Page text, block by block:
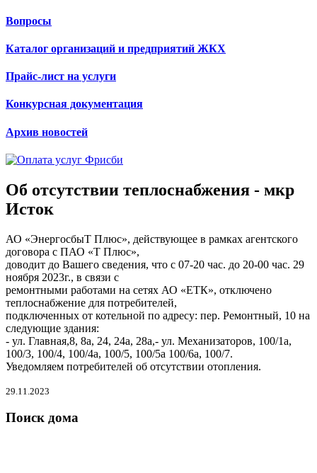
Вопросы
Каталог организаций и предприятий ЖКХ
Прайс-лист на услуги
Конкурсная документация
Архив новостей
Об отсутствии теплоснабжения - мкр
Исток
АО «ЭнергосбыТ Плюс», действующее в рамках агентского
договора с ПАО «Т Плюс»,
доводит до Вашего сведения, что с 07-20 час. до 20-00 час. 29
ноября 2023г., в связи с
ремонтными работами на сетях АО «ЕТК», отключено
теплоснабжение для потребителей,
подключенных от котельной по адресу: пер. Ремонтный, 10 на
следующие здания:
- ул. Главная,8, 8а, 24, 24а, 28а,- ул. Механизаторов, 100/1а,
100/3, 100/4, 100/4а, 100/5, 100/5а 100/6а, 100/7.
Уведомляем потребителей об отсутствии отопления.
29.11.2023
Поиск дома